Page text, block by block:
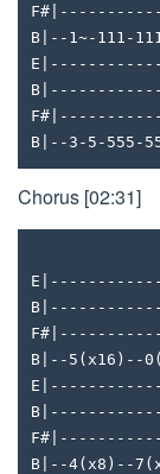
B|--1~-111-
B|--3-5-555-
Chorus [02:31]
B|--5(x16)--
B|--4(x8)--